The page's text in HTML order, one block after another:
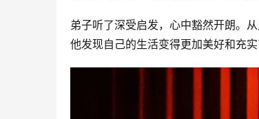
弟子听了深受启发，心中豁然开朗。
他发现自己的生活变得更加美好和充实